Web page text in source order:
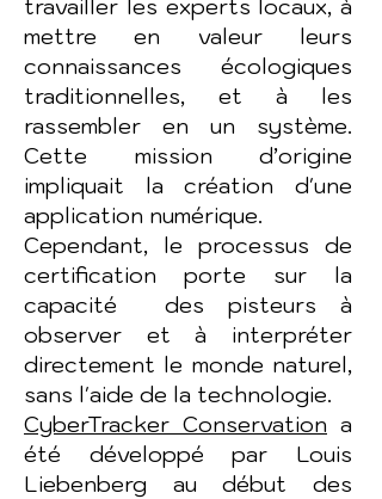
travailler les experts locaux, à
mettre en valeur leurs
connaissances écologiques
traditionnelles, et à les
rassembler en un système.
Cette mission d’origine
impliquait la création d'une
application numérique.
Cependant, le processus de
certification porte sur la
capacité des pisteurs à
observer et à interpréter
directement le monde naturel,
sans l'aide de la technologie.
CyberTracker Conservation a
été développé par Louis
Liebenberg au début des